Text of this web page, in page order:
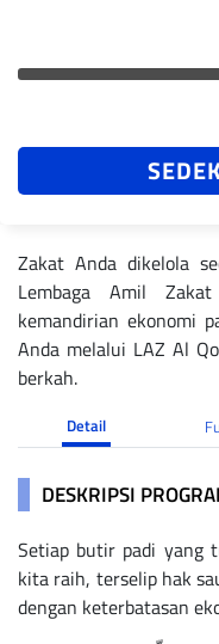
Zakat Anda dikelola
Lembaga Amil
kemandirian ekonomi
Anda melalui LAZ Al
berkah.
Detail
DESKRIPSI
Setiap butir padi yang
kita raih, terselip hak
dengan keterbatasan